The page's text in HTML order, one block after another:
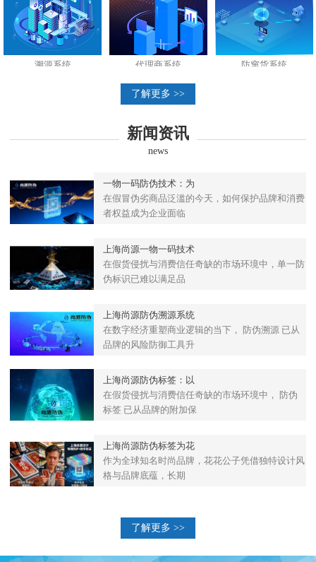
溯源系统 代理商系统 防窜货系统
了解更多 >>
新闻资讯
news
一物一码防伪技术：为
在假冒伪劣商品泛滥的今天，如何保护品牌和消费
者权益成为企业面临
上海尚源一物一码技术
在假货侵扰与消费信任奇缺的市场环境中，单一防
伪标识已难以满足品
上海尚源防伪溯源系统
在数字经济重塑商业逻辑的当下， 防伪溯源 已从
品牌的风险防御工具升
上海尚源防伪标签：以
在假货侵扰与消费信任奇缺的市场环境中， 防伪
标签 已从品牌的附加保
上海尚源防伪标签为花
作为全球知名时尚品牌，花花公子凭借独特设计风
格与品牌底蕴，长期
了解更多 >>